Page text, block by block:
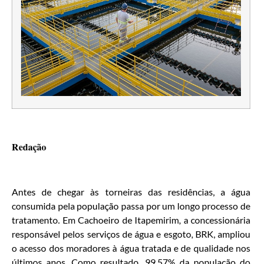
Redação
Antes de chegar às torneiras das residências, a água
consumida pela população passa por um longo processo de
tratamento. Em Cachoeiro de Itapemirim, a concessionária
responsável pelos serviços de água e esgoto, BRK, ampliou
o acesso dos moradores à água tratada e de qualidade nos
últimos anos. Como resultado, 99,57% da população do